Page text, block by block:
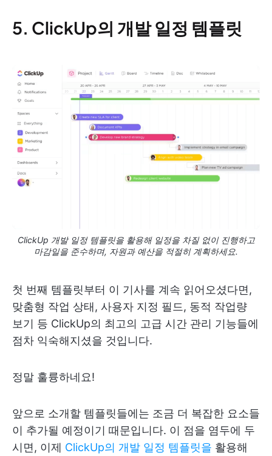
5. ClickUp의 개발 일정 템플릿
ClickUp 개발 일정 템플릿을 활용해 일정을 차질 없이 진행하고
마감일을 준수하며, 자원과 예산을 적절히 계획하세요.
첫 번째 템플릿부터 이 기사를 계속 읽어오셨다면,
맞춤형 작업 상태, 사용자 지정 필드, 동적 작업량
보기 등 ClickUp의 최고의 고급 시간 관리 기능들에
점차 익숙해지셨을 것입니다.
정말 훌륭하네요!
앞으로 소개할 템플릿들에는 조금 더 복잡한 요소들
이 추가될 예정이기 때문입니다. 이 점을 염두에 두
시면, 이제 ClickUp의 개발 일정 템플릿을 활용해